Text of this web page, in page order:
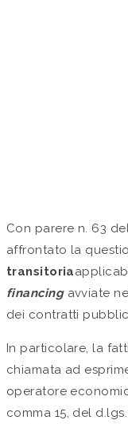
Con parere n. 63
affrontato la
transitoria
financingavviate
dei contratti
In particolare, la
chiamata ad
operatore
comma 15, del